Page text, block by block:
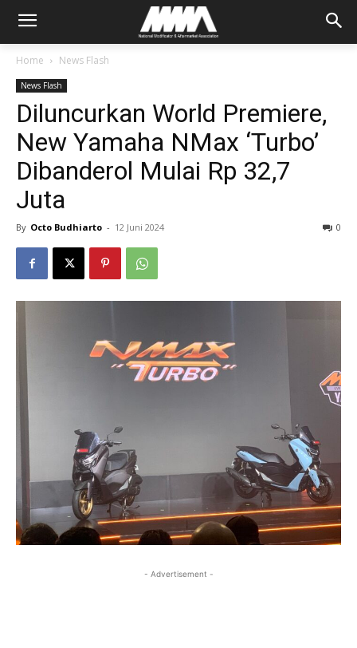
Home News Flash
News Flash
Diluncurkan World Premiere,
New Yamaha NMax ‘Turbo’
Dibanderol Mulai Rp 32,7
Juta
By Octo Budhiarto - 12 Juni 2024 0
- Advertisement -